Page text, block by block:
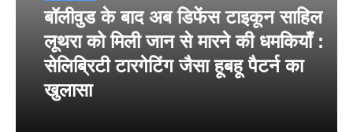
बॉलीवुड के बाद अब डिफेंस टाइकून साहिल
लूथरा को मिली जान से मारने की धमकियाँ :
सेलिब्रिटी टारगेटिंग जैसा हूबहू पैटर्न का
खुलासा